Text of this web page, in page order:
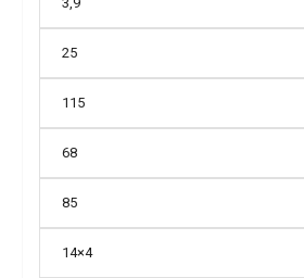
25
115
68
85
14×4